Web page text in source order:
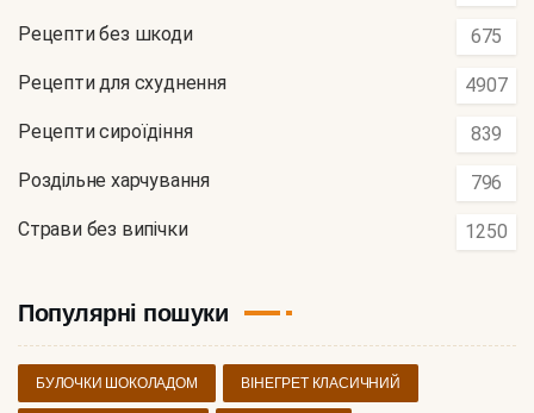
Рецепти без шкоди 675
Рецепти для схуднення 4907
Рецепти сироїдіння 839
Роздільне харчування 796
Страви без випічки 1250
Популярні пошуки
БУЛОЧКИ ШОКОЛАДОМ ВІНЕГРЕТ КЛАСИЧНИЙ